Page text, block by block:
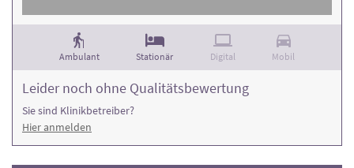
Ambulant Stationär Digital Mobil
Leider noch ohne Qualitätsbewertung
Sie sind Klinikbetreiber?
Hier anmelden